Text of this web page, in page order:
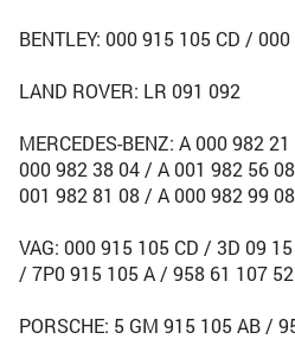
BENTLEY: 000 915 105 CD /
LAND ROVER: LR 091 092
MERCEDES-BENZ: A 000 982
000 982 38 04 / A 001 982 56
001 982 81 08 / A 000 982 99 08
VAG: 000 915 105 CD / 3D 09
/ 7P0 915 105 A / 958 61 107
PORSCHE: 5 GM 915 105 AB /